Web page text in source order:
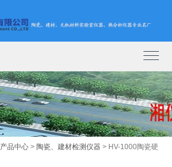
产品中心 > 陶瓷、建材检测仪器 > HV-1000陶瓷硬